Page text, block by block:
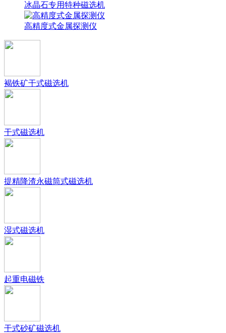
冰晶石专用特种磁选机
高精度式金属探测仪
褐铁矿干式磁选机
干式磁选机
提精降渣永磁筒式磁选机
湿式磁选机
起重电磁铁
干式砂矿磁选机